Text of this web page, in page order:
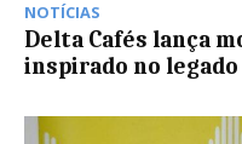
NOTÍCIAS
Delta Cafés lança
inspirado no